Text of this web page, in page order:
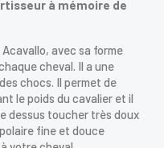
à mémoire de
avec sa forme
cheval. Il a une
chocs. Il permet de
le poids du cavalier et il
dessus toucher très doux
fine et douce